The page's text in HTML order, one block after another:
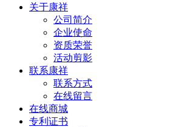
关于康祥
公司简介
企业使命
资质荣誉
活动剪影
联系康祥
联系方式
在线留言
在线商城
专利证书